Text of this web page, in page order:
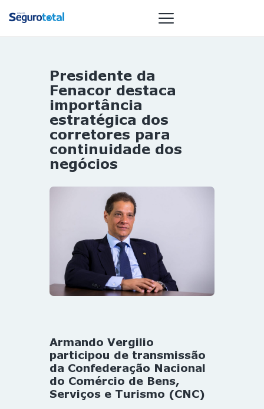
NOTÍCIAS
REVISTA
ESPECIAIS
GAIVOTA DE
OURO
ST SUMMIT
MULHERES
GESTORAS
HOMEST
HOME
Presidente da
Fenacor destaca
importância
estratégica dos
corretores para
continuidade dos
negócios
Armando Vergilio
participou de transmissão
da Confederação Nacional
do Comércio de Bens,
Serviços e Turismo (CNC)